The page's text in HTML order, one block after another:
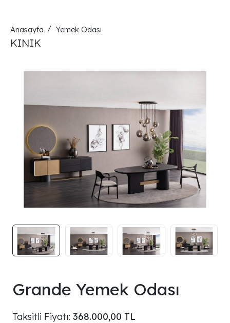
Anasayfa Yemek Odası
KINIK
Grande Yemek Odası
Taksitli Fiyatı: 368.000,00 TL